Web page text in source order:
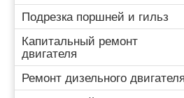
Подрезка поршней и гильз
Капитальный ремонт
двигателя
Ремонт дизельного двигателя